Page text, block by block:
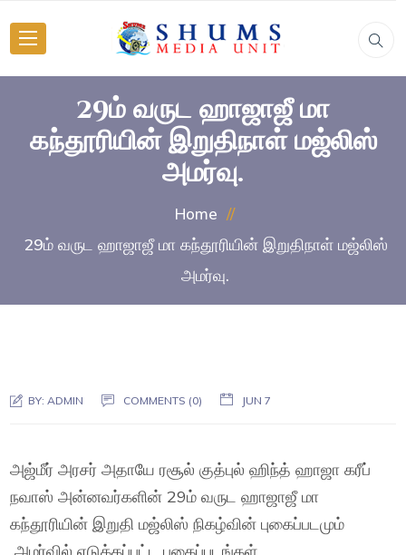
29ம் வருட ஹாஜாஜீ மா
கந்தூரியின் இறுதிநாள் மஜ்லிஸ்
அமர்வு.
Home
29ம் வருட ஹாஜாஜீ மா கந்தூரியின் இறுதிநாள் மஜ்லிஸ்
அமர்வு.
BY:ADMIN COMMENTS (0) JUN 7
அஜ்மீர் அரசர் அதாயே ரசூல் குத்புல் ஹிந்த் ஹாஜா கரீப்
நவாஸ் அன்னவர்களின் 29ம் வருட ஹாஜாஜீ மா
கந்தூரியின் இறுதி மஜ்லிஸ் நிகழ்வின் புகைப்படமும்